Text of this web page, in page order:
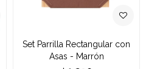
Set Parrilla Rectangular con
Asas - Marrón